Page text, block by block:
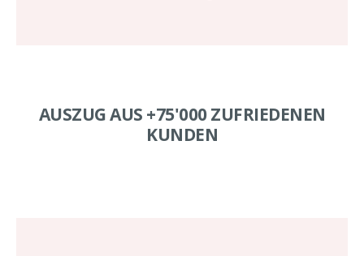
AUSZUG AUS +75'000 ZUFRIEDENEN
KUNDEN